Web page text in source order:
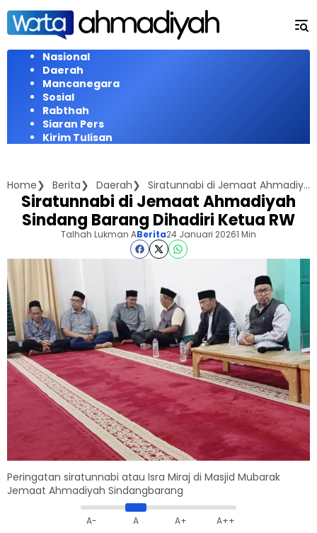
Langsung
konten
Nasional
Daerah
Mancanegara
Sosial
Rabthah
Siaran Pers
Kirim Tulisan
Home Berita Daerah Siratunnabi di Jemaat Ahmadiyah Sindang Barang Dihadiri Ketua RW
Siratunnabi di Jemaat Ahmadiyah
Sindang Barang Dihadiri Ketua RW
Talhah Lukman ABerita24 Januari 20261 Min
Peringatan siratunnabi atau Isra Miraj di Masjid Mubarak
Jemaat Ahmadiyah Sindangbarang
A- A A+ A++